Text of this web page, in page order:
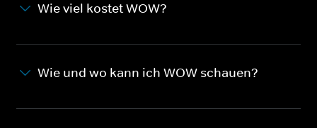
Wie viel kostet WOW?
Wie und wo kann ich WOW schauen?